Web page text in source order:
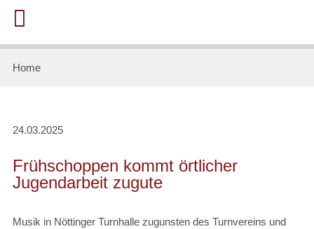
Home
24.03.2025
Frühschoppen kommt örtlicher
Jugendarbeit zugute
Musik in Nöttinger Turnhalle zugunsten des Turnvereins und